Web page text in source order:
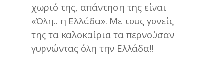
χωριό της, απάντηση της είναι
«Όλη.. η Ελλάδα». Με τους γονείς
της τα καλοκαίρια τα περνούσαν
γυρνώντας όλη την Ελλάδα!!